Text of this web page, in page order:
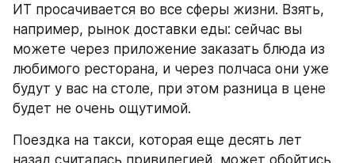
ИТ просачивается во все сферы жизни. Взять,
например, рынок доставки еды: сейчас вы
можете через приложение заказать блюда из
любимого ресторана, и через полчаса они уже
будут у вас на столе, при этом разница в цене
будет не очень ощутимой.
Поездка на такси, которая еще десять лет
назад считалась привилегией, может обойтись